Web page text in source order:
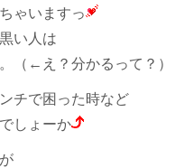
ゃいますっ
い人は
（←え？分かるって？）
チで困った時など
しょーか